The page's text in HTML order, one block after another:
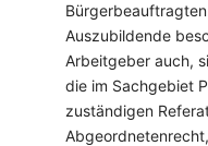
Auszubildende
Arbeitgeber auch,
die im Sachgebiet
zuständigen